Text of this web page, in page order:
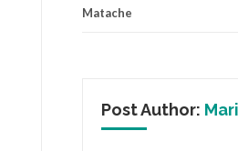
Matache
Post Author: